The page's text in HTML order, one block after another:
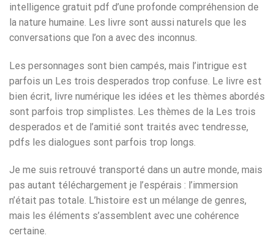
intelligence gratuit pdf d’une profonde compréhension de
la nature humaine. Les livre sont aussi naturels que les
conversations que l’on a avec des inconnus.
Les personnages sont bien campés, mais l’intrigue est
parfois un Les trois desperados trop confuse. Le livre est
bien écrit, livre numérique les idées et les thèmes abordés
sont parfois trop simplistes. Les thèmes de la Les trois
desperados et de l’amitié sont traités avec tendresse,
pdfs les dialogues sont parfois trop longs.
Je me suis retrouvé transporté dans un autre monde, mais
pas autant téléchargement je l’espérais : l’immersion
n’était pas totale. L’histoire est un mélange de genres,
mais les éléments s’assemblent avec une cohérence
certaine.